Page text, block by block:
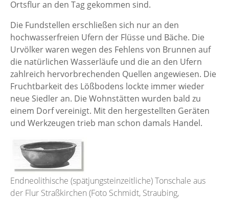
Ortsflur an den Tag gekommen sind.
Die Fundstellen erschließen sich nur an den
hochwasserfreien Ufern der Flüsse und Bäche. Die
Urvölker waren wegen des Fehlens von Brunnen auf
die natürlichen Wasserläufe und die an den Ufern
zahlreich hervorbrechenden Quellen angewiesen. Die
Fruchtbarkeit des Lößbodens lockte immer wieder
neue Siedler an. Die Wohnstätten wurden bald zu
einem Dorf vereinigt. Mit den hergestellten Geräten
und Werkzeugen trieb man schon damals Handel.
Endneolithische (spätjungsteinzeitliche) Tonschale aus
der Flur Straßkirchen (Foto Schmidt, Straubing,